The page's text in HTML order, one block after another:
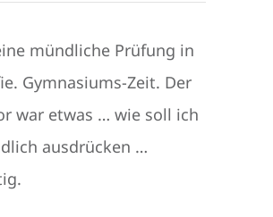
mündliche Prüfung in
Gymnasiums-Zeit. Der
war etwas … wie soll ich
ausdrücken …